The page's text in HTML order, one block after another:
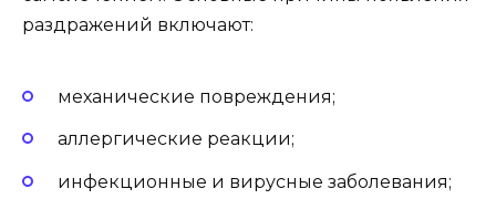
раздражений включают:
механические повреждения;
аллергические реакции;
инфекционные и вирусные заболевания;